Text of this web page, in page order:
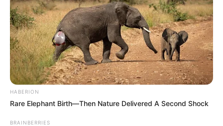
HABERION
Rare Elephant Birth—Then Nature Delivered A Second Shock
BRAINBERRIES